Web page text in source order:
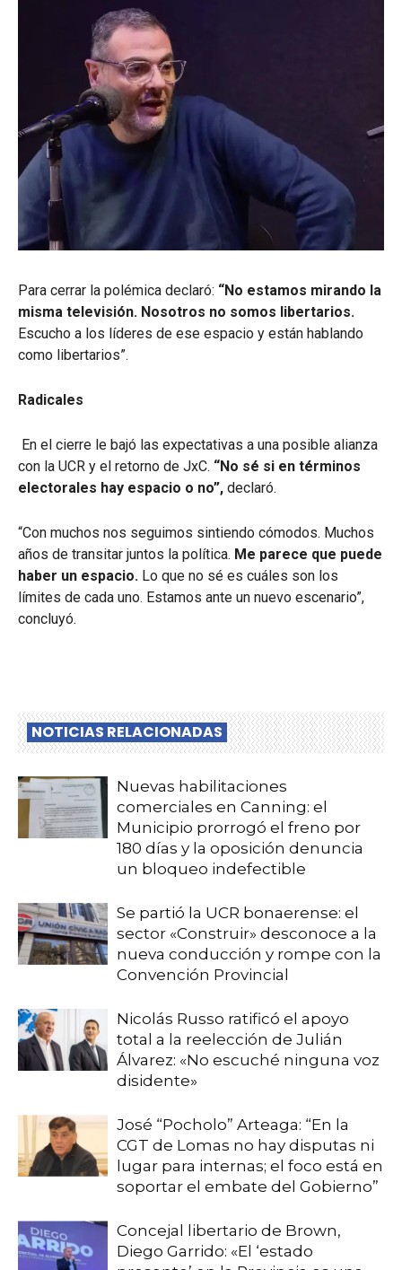
Para cerrar la polémica declaró: “No estamos mirando la
misma televisión. Nosotros no somos libertarios.
Escucho a los líderes de ese espacio y están hablando
como libertarios”.
Radicales
En el cierre le bajó las expectativas a una posible alianza
con la UCR y el retorno de JxC. “No sé si en términos
electorales hay espacio o no”, declaró.
“Con muchos nos seguimos sintiendo cómodos. Muchos
años de transitar juntos la política. Me parece que puede
haber un espacio. Lo que no sé es cuáles son los
límites de cada uno. Estamos ante un nuevo escenario”,
concluyó.
NOTICIAS RELACIONADAS
Nuevas habilitaciones
comerciales en Canning: el
Municipio prorrogó el freno por
180 días y la oposición denuncia
un bloqueo indefectible
Se partió la UCR bonaerense: el
sector «Construir» desconoce a la
nueva conducción y rompe con la
Convención Provincial
Nicolás Russo ratificó el apoyo
total a la reelección de Julián
Álvarez: «No escuché ninguna voz
disidente»
José “Pocholo” Arteaga: “En la
CGT de Lomas no hay disputas ni
lugar para internas; el foco está en
soportar el embate del Gobierno”
Concejal libertario de Brown,
Diego Garrido: «El ‘estado